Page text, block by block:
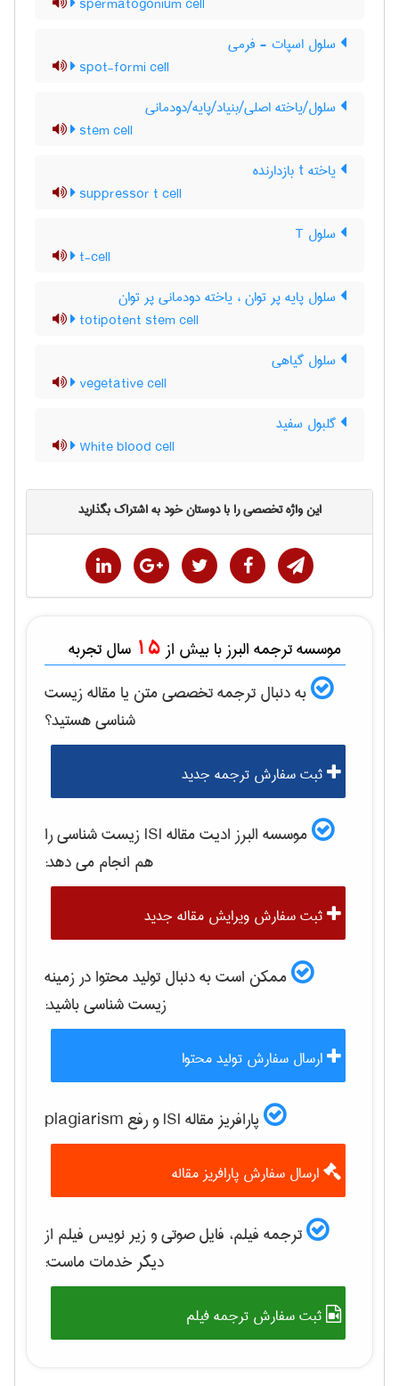
سلول اسپات - فرمی
spot-formi cell
سلول/یاخته اصلی/بنیاد/پایه/دودمانی
stem cell
یاخته t بازدارنده
suppressor t cell
سلول T
t-cell
سلول پایه پر توان ، یاخته دودمانی پر توان
totipotent stem cell
سلول گیاهی
vegetative cell
گلبول سفید
White blood cell
این واژه تخصصی را با دوستان خود به اشتراک بگذارید
موسسه ترجمه البرز با بیش از 15 سال تجربه
به دنبال ترجمه تخصصی متن یا مقالهزيست
شناسیهستید؟
ثبت سفارش ترجمه جدید
موسسه البرز ادیت مقاله ISI زيست شناسیرا
هم انجام می دهد:
ثبت سفارش ویرایش مقاله جدید
ممکن است به دنبال تولید محتوا در زمینه
زيست شناسیباشید:
ارسال سفارش تولید محتوا
پارافریز مقاله ISI و رفع plagiarism
ارسال سفارش پارافریز مقاله
ترجمه فیلم، فایل صوتی و زیر نویس فیلم از
دیگر خدمات ماست:
ثبت سفارش ترجمه فیلم